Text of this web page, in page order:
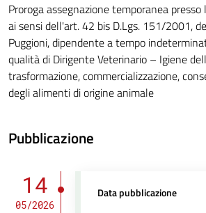
Proroga assegnazione temporanea presso
ai sensi dell'art. 42 bis D.Lgs. 151/2001,
Puggioni, dipendente a tempo
qualità di Dirigente Veterinario – Igiene
trasformazione, commercializzazione,
degli alimenti di origine animale
Pubblicazione
14
05/2026
Data pubblicazione